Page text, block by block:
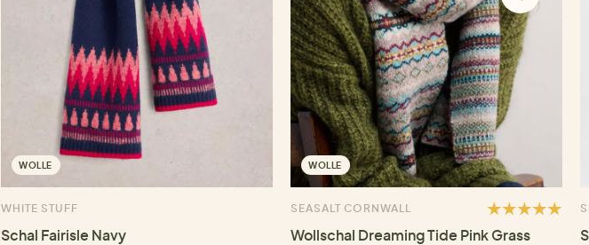
WOLLE
WHITE STUFF
Schal Fairisle Navy
WOLLE
SEASALT CORNWALL
Wollschal Dreaming Tide Pink Grass